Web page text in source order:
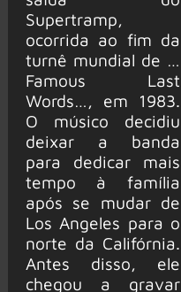
Supertramp,
ocorrida ao fim da
turnê mundial de …
Famous Last
Words…, em 1983.
O músico decidiu
deixar a banda
para dedicar mais
tempo à família
após se mudar de
Los Angeles para o
norte da Califórnia.
Antes disso, ele
chegou a gravar